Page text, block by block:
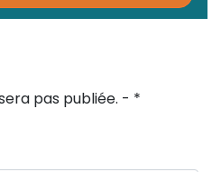
pas publiée. - *